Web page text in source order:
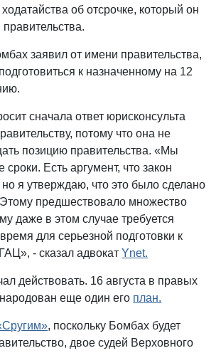
об отсрочке, который он
заявил от имени правительства,
к назначенному на 12
сначала ответ юрисконсульта
потому что она не
позицию правительства. «Мы
Есть аргумент, что закон
я утверждаю, что это было сделано
предшествовало множество
даже в этом случае требуется
для серьезной подготовки к
- сказал адвокатYnet.
действовать. 16 августа в правых
еще один его план.
, поскольку Бомбах будет
двое судей Верховного